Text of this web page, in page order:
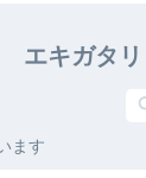
エキガタリ
ます